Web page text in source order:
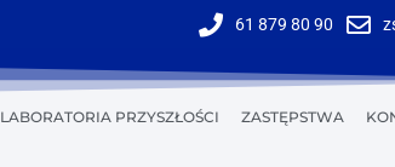
61 879 80 90
LABORATORIA PRZYSZŁOŚCI ZASTĘPSTWA